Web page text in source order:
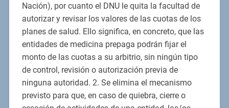
Nación), por cuanto el DNU le quita la facultad de
autorizar y revisar los valores de las cuotas de los
planes de salud. Ello significa, en concreto, que las
entidades de medicina prepaga podrán fijar el
monto de las cuotas a su arbitrio, sin ningún tipo
de control, revisión o autorización previa de
ninguna autoridad. 2. Se elimina el mecanismo
previsto para que, en caso de quiebra, cierre o